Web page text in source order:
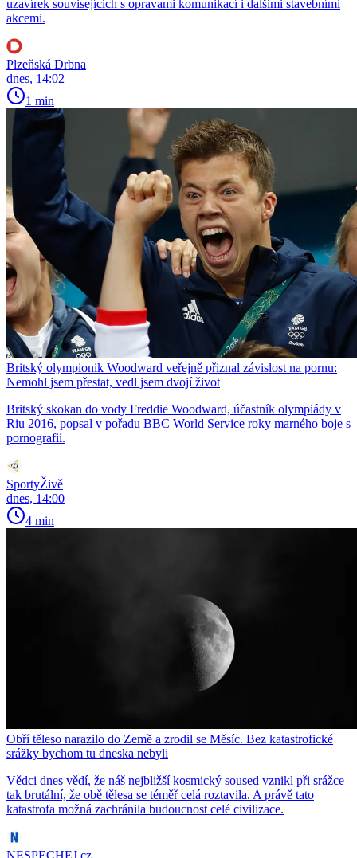
uzavírek souvisejících s opravami komunikací i dalšími stavebními
akcemi.
Plzeňská Drbna
dnes, 14:02
1 min
Britský olympionik Woodward veřejně přiznal závislost na pornu:
Nemohl jsem přestat, vedl jsem dvojí život
Britský skokan do vody Freddie Woodward, účastník olympiády v
Riu 2016, popsal v pořadu BBC World Service roky marného boje s
pornografií.
SportyŽivě
dnes, 14:00
4 min
Obří těleso narazilo do Země a zrodil se Měsíc. Bez katastrofické
srážky bychom tu dneska nebyli
Vědci dnes vědí, že náš nejbližší kosmický soused vznikl při srážce
tak brutální, že obě tělesa se téměř celá roztavila. A právě tato
katastrofa možná zachránila budoucnost celé civilizace.
NESPECHEJ.cz